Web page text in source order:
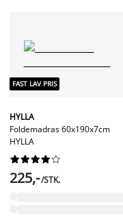
FAST LAV PRIS
HYLLA
Foldemadras 60x190x7cm
HYLLA






225,-/STK.